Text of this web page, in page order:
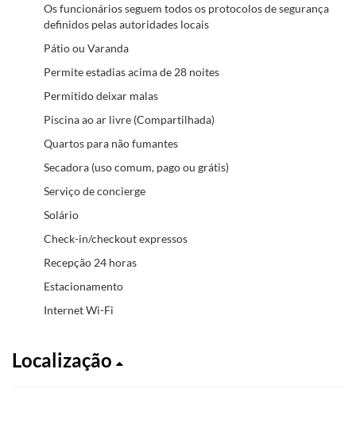
Os funcionários seguem todos os protocolos de segurança
definidos pelas autoridades locais
Pátio ou Varanda
Permite estadias acima de 28 noites
Permitido deixar malas
Piscina ao ar livre (Compartilhada)
Quartos para não fumantes
Secadora (uso comum, pago ou grátis)
Serviço de concierge
Solário
Check-in/checkout expressos
Recepção 24 horas
Estacionamento
Internet Wi-Fi
Localização